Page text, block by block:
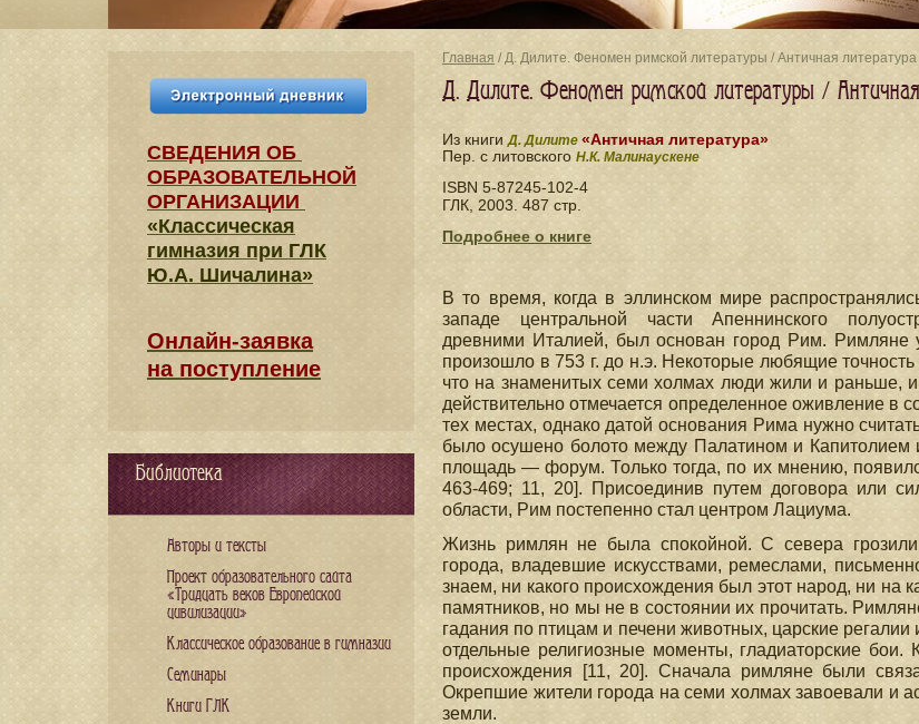
Главная / Д. Дилите. Феномен римской литературы / Античная литература
Д. Дилите. Феномен римской литературы /
Из книги Д. Дилите «Античная литература»
Пер. с литовского Н.К. Малинаускене
ISBN 5-87245-102-4
ГЛК, 2003. 487 стр.
Подробнее о книге
В то время, когда в эллинском мире
западе центральной части Апеннинского
древними Италией, был основан город Рим. Римляне
произошло в 753 г. до н.э. Некоторые любящие
что на знаменитых семи холмах люди жили и раньше,
действительно отмечается определенное оживление в
тех местах, однако датой основания Рима нужно
было осушено болото между Палатином и Капитолием
площадь — форум. Только тогда, по их мнению,
463-469; 11, 20]. Присоединив путем договора или
области, Рим постепенно стал центром Лациума.
Жизнь римлян не была спокойной. С севера грозили
города, владевшие искусствами, ремеслами,
знаем, ни какого происхождения был этот народ, ни на
памятников, но мы не в состоянии их прочитать.
гадания по птицам и печени животных, царские
отдельные религиозные моменты, гладиаторские бои.
происхождения [11, 20]. Сначала римляне были
Окрепшие жители города на семи холмах завоевали и
земли.
СВЕДЕНИЯ​ ОБ
ОБРАЗОВАТЕЛЬНОЙ
ОРГАНИЗАЦИИ
«Классическая
гимназия при ГЛК
Ю.А. Шичалина»
Онлайн-заявка
на поступление
Библиотека
Авторы и тексты
Проект образовательного сайта
«Тридцать веков Европейской
цивилизации»
Классическое образование в гимназии
Семинары
Книги ГЛК